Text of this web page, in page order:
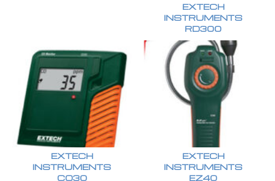
EXTECH
INSTRUMENTS
RD300
EXTECH
INSTRUMENTS
CO30
EXTECH
INSTRUMENTS
EZ40